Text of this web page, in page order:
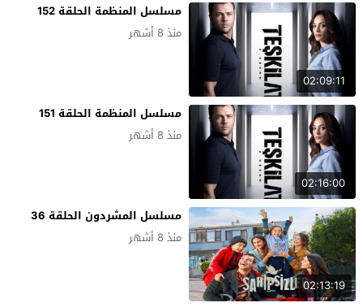
02:09:11
مسلسل المنظمة الحلقة 152
منذ 8 أشهر
02:16:00
مسلسل المنظمة الحلقة 151
منذ 8 أشهر
02:13:19
مسلسل المشردون الحلقة 36
منذ 8 أشهر